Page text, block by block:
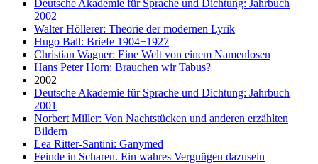
Deutsche Akademie für Sprache und Dichtung: Jahrbuch
2002
Walter Höllerer: Theorie der modernen Lyrik
Hugo Ball: Briefe 1904−1927
Christian Wagner: Eine Welt von einem Namenlosen
Hans Peter Horn: Brauchen wir Tabus?
2002
Deutsche Akademie für Sprache und Dichtung: Jahrbuch
2001
Norbert Miller: Von Nachtstücken und anderen erzählten
Bildern
Lea Ritter-Santini: Ganymed
Feinde in Scharen. Ein wahres Vergnügen dazusein